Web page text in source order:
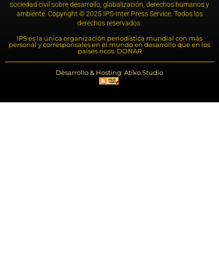
sociedad civil sobre desarrollo, globalización, derechos humanos y
ambiente. Copyright © 2025 IPS-Inter Press Service. Todos los
derechos reservados.
IPS es la única organización periodística mundial con más
personal y corresponsales en el mundo en desarrollo que en los
países ricos. DONAR
Desarrollo & Hosting: Atiko.Studio